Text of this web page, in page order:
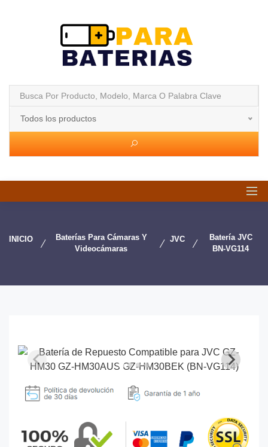
Todos los productos
INICIO
Baterías Para Cámaras Y
Videocámaras
JVC
Batería JVC
BN-VG114